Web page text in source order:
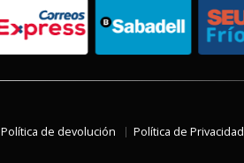
Política de devolución Política de Privacidad